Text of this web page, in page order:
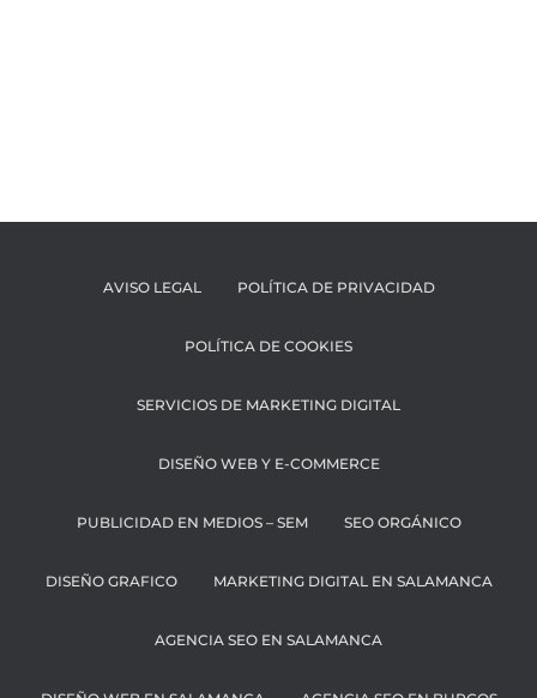
AVISO LEGAL POLÍTICA DE PRIVACIDAD
POLÍTICA DE COOKIES
SERVICIOS DE MARKETING DIGITAL
DISEÑO WEB Y E-COMMERCE
PUBLICIDAD EN MEDIOS – SEM SEO ORGÁNICO
DISEÑO GRAFICO MARKETING DIGITAL EN SALAMANCA
AGENCIA SEO EN SALAMANCA